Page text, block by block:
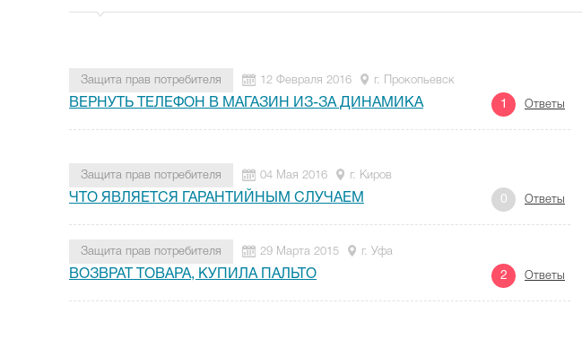
Защита прав потребителя 12 Февраля 2016 г. Прокопьевск
ВЕРНУТЬ ТЕЛЕФОН В МАГАЗИН ИЗ-ЗА ДИНАМИКА 1 Ответы
Защита прав потребителя 04 Мая 2016 г. Киров
ЧТО ЯВЛЯЕТСЯ ГАРАНТИЙНЫМ СЛУЧАЕМ 0 Ответы
Защита прав потребителя 29 Марта 2015 г. Уфа
ВОЗВРАТ ТОВАРА, КУПИЛА ПАЛЬТО 2 Ответы